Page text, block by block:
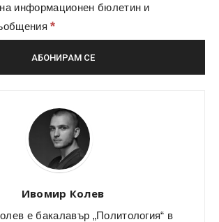
информационен бюлетин и
*
Ивомир Колев
е бакалавър „Политология“ в